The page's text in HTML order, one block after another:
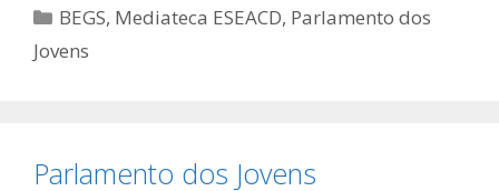
Categorias
BEGS, Mediateca ESEACD, Parlamento dos
Jovens
Parlamento dos Jovens